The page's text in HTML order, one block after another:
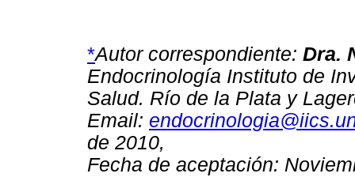
*Autor correspondiente: Dra.
Endocrinología Instituto de
Salud. Río de la Plata y
Email:
de 2010,
Fecha de aceptación: